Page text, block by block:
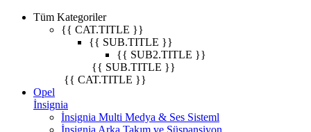
Tüm Kategoriler
{{ CAT.TITLE }}
{{ SUB.TITLE }}
{{ SUB2.TITLE }}
{{ SUB.TITLE }}
{{ CAT.TITLE }}
Opel
İnsignia
İnsignia Multi Medya & Ses Sisteml
İnsignia Arka Takım ve Süspansiyon